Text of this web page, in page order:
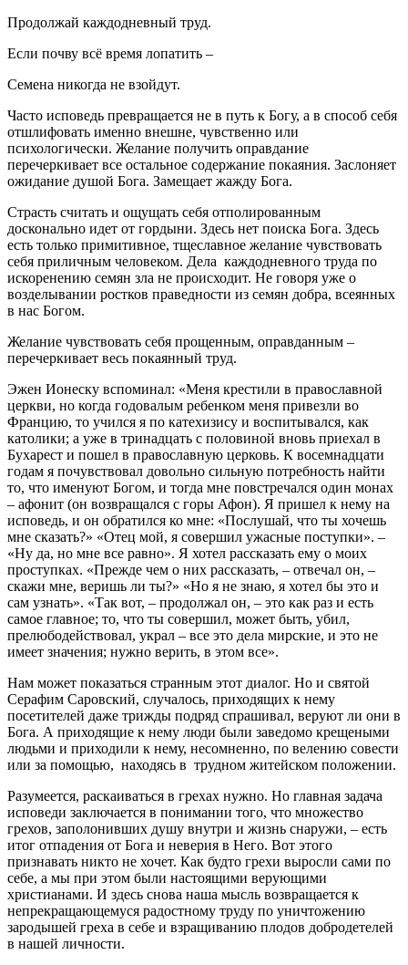
Продолжай каждодневный труд.
Если почву всё время лопатить –
Семена никогда не взойдут.
Часто исповедь превращается не в путь к Богу, а в способ себя
отшлифовать именно внешне, чувственно или
психологически. Желание получить оправдание
перечеркивает все остальное содержание покаяния. Заслоняет
ожидание душой Бога. Замещает жажду Бога.
Страсть считать и ощущать себя отполированным
досконально идет от гордыни. Здесь нет поиска Бога. Здесь
есть только примитивное, тщеславное желание чувствовать
себя приличным человеком. Дела каждодневного труда по
искоренению семян зла не происходит. Не говоря уже о
возделывании ростков праведности из семян добра, всеянных
в нас Богом.
Желание чувствовать себя прощенным, оправданным –
перечеркивает весь покаянный труд.
Эжен Ионеску вспоминал: «Меня крестили в православной
церкви, но когда годовалым ребенком меня привезли во
Францию, то учился я по катехизису и воспитывался, как
католики; а уже в тринадцать с половиной вновь приехал в
Бухарест и пошел в православную церковь. К восемнадцати
годам я почувствовал довольно сильную потребность найти
то, что именуют Богом, и тогда мне повстречался один монах
– афонит (он возвращался с горы Афон). Я пришел к нему на
исповедь, и он обратился ко мне: «Послушай, что ты хочешь
мне сказать?» «Отец мой, я совершил ужасные поступки». –
«Ну да, но мне все равно». Я хотел рассказать ему о моих
проступках. «Прежде чем о них рассказать, – отвечал он, –
скажи мне, веришь ли ты?» «Но я не знаю, я хотел бы это и
сам узнать». «Так вот, – продолжал он, – это как раз и есть
самое главное; то, что ты совершил, может быть, убил,
прелюбодействовал, украл – все это дела мирские, и это не
имеет значения; нужно верить, в этом все».
Нам может показаться странным этот диалог. Но и святой
Серафим Саровский, случалось, приходящих к нему
посетителей даже трижды подряд спрашивал, веруют ли они в
Бога. А приходящие к нему люди были заведомо крещеными
людьми и приходили к нему, несомненно, по велению совести
или за помощью, находясь в трудном житейском положении.
Разумеется, раскаиваться в грехах нужно. Но главная задача
исповеди заключается в понимании того, что множество
грехов, заполонивших душу внутри и жизнь снаружи, – есть
итог отпадения от Бога и неверия в Него. Вот этого
признавать никто не хочет. Как будто грехи выросли сами по
себе, а мы при этом были настоящими верующими
христианами. И здесь снова наша мысль возвращается к
непрекращающемуся радостному труду по уничтожению
зародышей греха в себе и взращиванию плодов добродетелей
в нашей личности.